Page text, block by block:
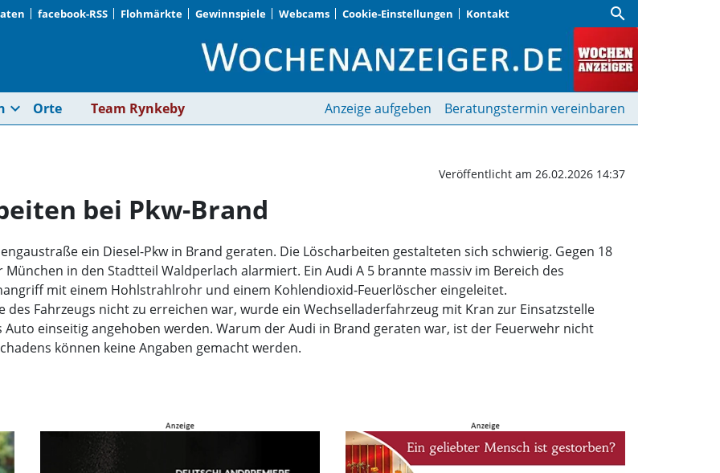
facebook-RSS Flohmärkte Gewinnspiele Webcams Cookie-Einstellungen Kontakt search
Aufwendige Löscharbeiten bei Pkw-Brand |
expand_more Orte Team Rynkeby Anzeige aufgeben Beratungstermin vereinbaren
Veröffentlicht am 26.02.2026 14:37
bei Pkw-Brand
ein Diesel-Pkw in Brand geraten. Die Löscharbeiten gestalteten sich schwierig. Gegen 18
in den Stadtteil Waldperlach alarmiert. Ein Audi A 5 brannte massiv im Bereich des
mit einem Hohlstrahlrohr und einem Kohlendioxid-Feuerlöscher eingeleitet.
Fahrzeugs nicht zu erreichen war, wurde ein Wechselladerfahrzeug mit Kran zur Einsatzstelle
einseitig angehoben werden. Warum der Audi in Brand geraten war, ist der Feuerwehr nicht
können keine Angaben gemacht werden.